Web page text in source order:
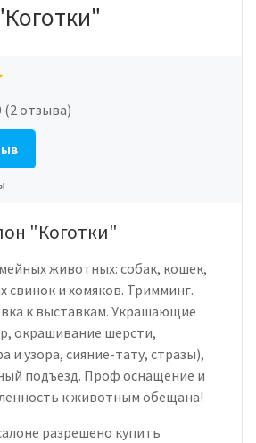
(2 отзыва)
"Коготки"
животных: собак, кошек,
свинок и хомяков. Тримминг.
к выставкам. Украшающие
окрашивание шерсти,
и узора, сияние-тату, стразы),
подъезд. Проф оснащение и
к животным обещана!
разрешено купить